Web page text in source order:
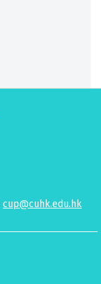
cup@cuhk.edu.hk